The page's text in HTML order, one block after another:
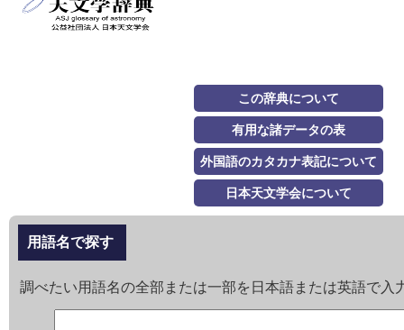
この辞典について
有用な諸データの表
外国語のカタカナ表記について
日本天文学会について
用語名で探す
調べたい用語名の全部または一部を日本語または英語で入